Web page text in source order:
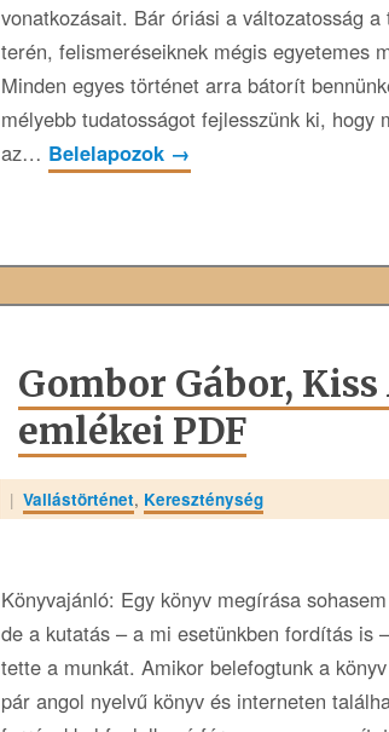
vonatkozásait. Bár óriási a változatosság a
terén, felismeréseiknek mégis egyetemes
Minden egyes történet arra bátorít
mélyebb tudatosságot fejlesszünk ki, hogy
az… Belelapozok →
Gombor Gábor,
emlékei PDF
| Vallástörténet, Kereszténység
Könyvajánló: Egy könyv megírása
de a kutatás – a mi esetünkben fordítás is
tette a munkát. Amikor belefogtunk a
pár angol nyelvű könyv és interneten